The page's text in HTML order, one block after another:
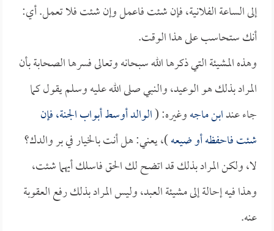
إلى الساعة الفلانية، فإن شئت فاعمل وإن شئت فلا تعمل. أي:
أنك ستحاسب على هذا الوقت.
وهذه المشيئة التي ذكرها الله سبحانه وتعالى فسرها الصحابة بأن
المراد بذلك هو الوعيد، والنبي صلى الله عليه وسلم يقول كما
جاء عندابن ماجهوغيره: (الوالد أوسط أبواب الجنة، فإن
شئت فاحفظه أو ضيعه)، يعني: هل أنت بالخيار في بر والدك؟
لا، ولكن المراد بذلك قد اتضح لك الحق فاسلك أيهما شئت،
وهذا فيه إحالة إلى مشيئة العبد، وليس المراد بذلك رفع العقوبة
عنه.